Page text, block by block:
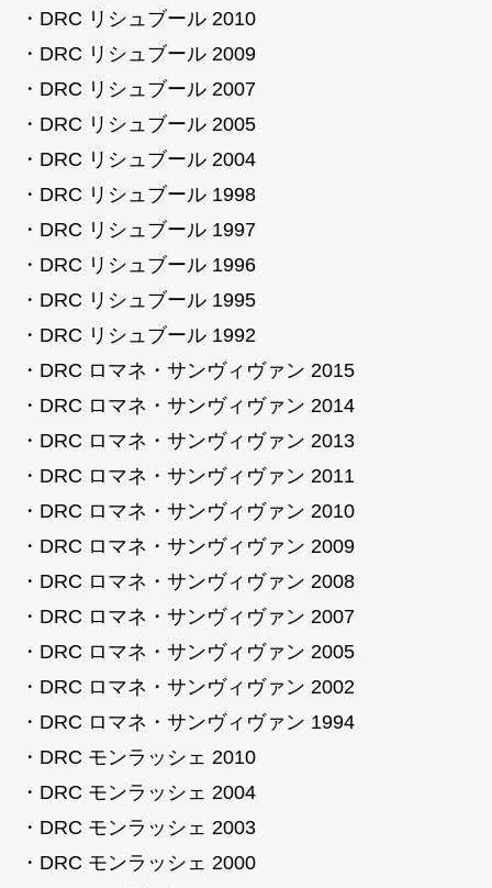
・DRC リシュブール 2010
・DRC リシュブール 2009
・DRC リシュブール 2007
・DRC リシュブール 2005
・DRC リシュブール 2004
・DRC リシュブール 1998
・DRC リシュブール 1997
・DRC リシュブール 1996
・DRC リシュブール 1995
・DRC リシュブール 1992
・DRC ロマネ・サンヴィヴァン 2015
・DRC ロマネ・サンヴィヴァン 2014
・DRC ロマネ・サンヴィヴァン 2013
・DRC ロマネ・サンヴィヴァン 2011
・DRC ロマネ・サンヴィヴァン 2010
・DRC ロマネ・サンヴィヴァン 2009
・DRC ロマネ・サンヴィヴァン 2008
・DRC ロマネ・サンヴィヴァン 2007
・DRC ロマネ・サンヴィヴァン 2005
・DRC ロマネ・サンヴィヴァン 2002
・DRC ロマネ・サンヴィヴァン 1994
・DRC モンラッシェ 2010
・DRC モンラッシェ 2004
・DRC モンラッシェ 2003
・DRC モンラッシェ 2000